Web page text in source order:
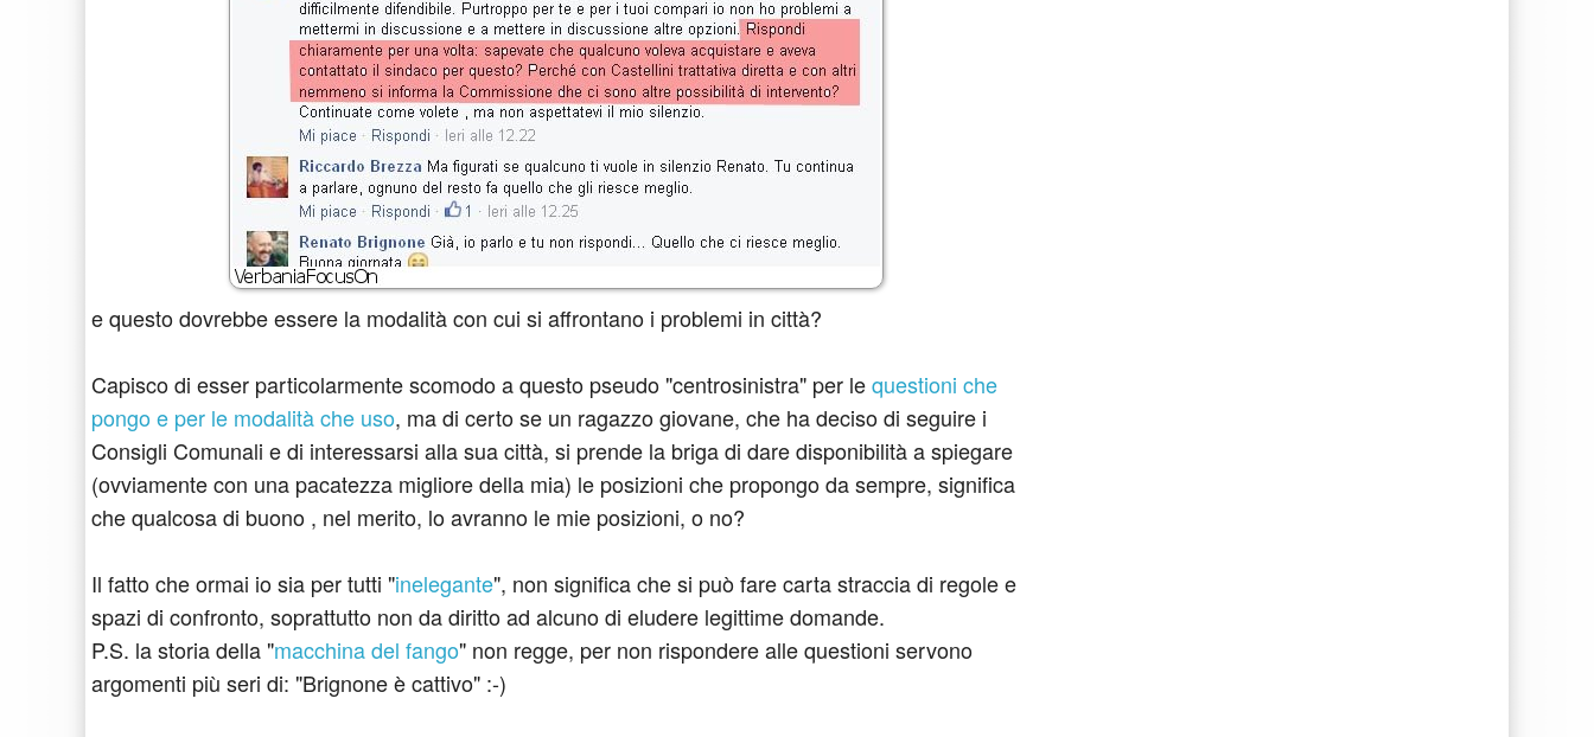
e questo dovrebbe essere la modalità con cui si affrontano i problemi in città?
Capisco di esser particolarmente scomodo a questo pseudo "centrosinistra" per lequestioni che
pongo e per le modalità che uso, ma di certo se un ragazzo giovane, che ha deciso di seguire i
Consigli Comunali e di interessarsi alla sua città, si prende la briga di dare disponibilità a spiegare
(ovviamente con una pacatezza migliore della mia) le posizioni che propongo da sempre, significa
che qualcosa di buono , nel merito, lo avranno le mie posizioni, o no?
Il fatto che ormai io sia per tutti "inelegante", non significa che si può fare carta straccia di regole e
spazi di confronto, soprattutto non da diritto ad alcuno di eludere legittime domande.
P.S. la storia della "macchina del fango" non regge, per non rispondere alle questioni servono
argomenti più seri di: "Brignone è cattivo" :-)